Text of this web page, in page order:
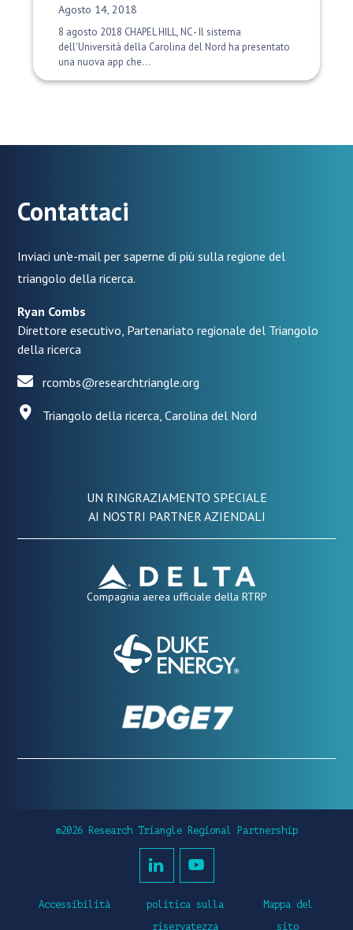
Data di pubblicazione:
Agosto 14, 2018
8 agosto 2018 CHAPEL HILL, NC - Il sistema
dell'Università della Carolina del Nord ha presentato
una nuova app che...
Contattaci
Inviaci un'e-mail per saperne di più sulla regione del
triangolo della ricerca.
Ryan Combs
Direttore esecutivo, Partenariato regionale del Triangolo
della ricerca
rcombs@researchtriangle.org
Triangolo della ricerca, Carolina del Nord
UN RINGRAZIAMENTO SPECIALE
AI NOSTRI PARTNER AZIENDALI
Compagnia aerea ufficiale della RTRP
©2026 Research Triangle Regional Partnership
Accessibilità
politica sulla
riservatezza
Mappa del
sito